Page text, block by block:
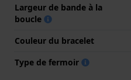
Largeur de bande à la
boucle
Couleur du bracelet
Type de fermoir